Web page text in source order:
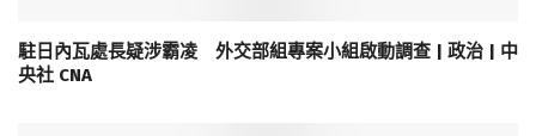
駐日內瓦處長疑涉霸凌 外交部組專案小組啟動調查 | 政治 | 中
央社 CNA